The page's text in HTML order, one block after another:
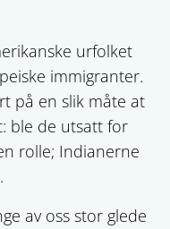
urfolket
immigranter.
på en slik måte at
ble de utsatt for
rolle; Indianerne
av oss stor glede